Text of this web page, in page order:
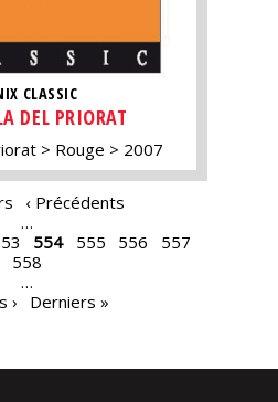
CLASSIC
DEL PRIORAT
Rouge 2007
‹ Précédents
…
554 555 556
557
558
…
›
Derniers »